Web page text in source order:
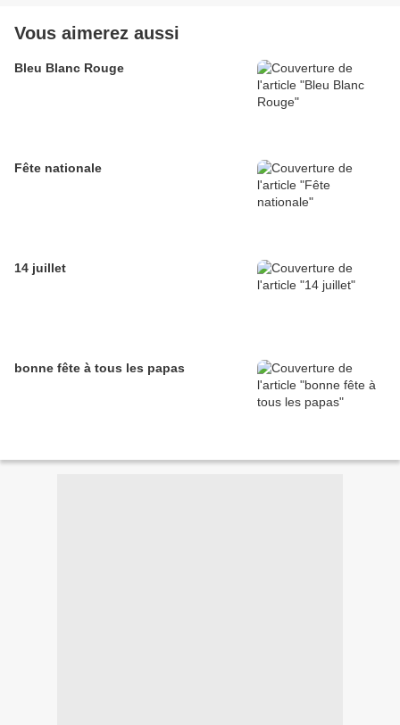
Vous aimerez aussi
Bleu Blanc Rouge
Fête nationale
14 juillet
bonne fête à tous les papas